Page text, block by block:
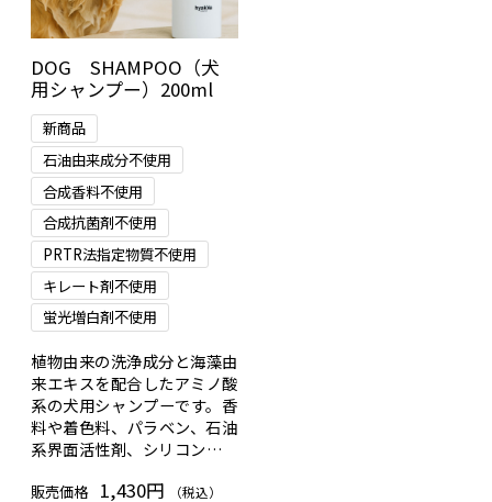
DOG SHAMPOO（犬
用シャンプー）200ml
新商品
石油由来成分不使用
合成香料不使用
合成抗菌剤不使用
PRTR法指定物質不使用
キレート剤不使用
蛍光増白剤不使用
植物由来の洗浄成分と海藻由
来エキスを配合したアミノ酸
系の犬用シャンプーです。香
料や着色料、パラベン、石油
系界面活性剤、シリコンとい
のが特徴です。
販売価格 1,430円 （税込）